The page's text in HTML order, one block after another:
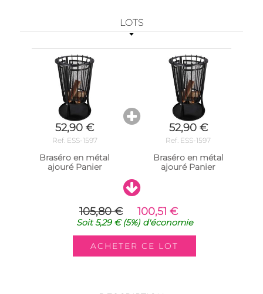
LOTS
52,90 €
Ref. ESS-1597
Braséro en métal
ajouré Panier
52,90 €
Ref. ESS-1597
Braséro en métal
ajouré Panier
105,80 € 100,51 €
Soit5,29 €(5%)d'économie